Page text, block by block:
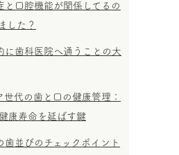
と口腔機能が関係してるの
した？
に歯科医院へ通うことの大
世代の歯と口の健康管理：
康寿命を延ばす鍵
歯並びのチェックポイント